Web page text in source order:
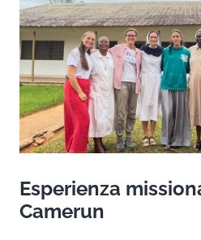
suo
funerale
Esperienza
Camerun